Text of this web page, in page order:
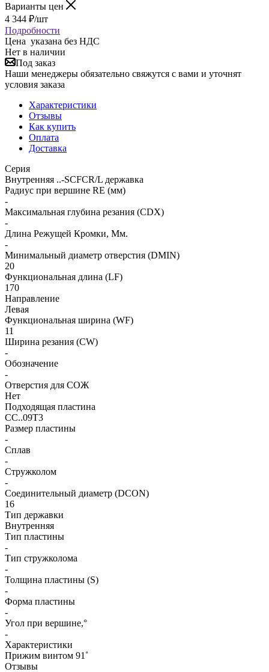
Варианты цен
4 344 ₽/шт
Подробности
Цена указана без НДС
Нет в наличии
Под заказ
Наши менеджеры обязательно свяжутся с вами и уточнят
условия заказа
Характеристики
Отзывы
Как купить
Оплата
Доставка
Серия
Внутренняя ..-SCFCR/L державка
Радиус при вершине RE (мм)
-
Максимальная глубина резания (CDX)
-
Длина Режущей Кромки, Мм.
-
Минимальный диаметр отверстия (DMIN)
20
Функциональная длина (LF)
170
Направление
Левая
Функциональная ширина (WF)
11
Ширина резания (CW)
-
Обозначение
-
Отверстия для СОЖ
Нет
Подходящая пластина
CC..09T3
Размер пластины
-
Сплав
-
Стружколом
-
Соединительный диаметр (DCON)
16
Тип державки
Внутренняя
Тип пластины
-
Тип стружколома
-
Толщина пластины (S)
-
Форма пластины
-
Угол при вершине,°
-
Характеристики
Прижим винтом 91˚
Отзывы